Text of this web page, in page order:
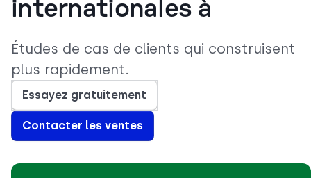
internationales à
Études de cas de clients qui construisent
plus rapidement.
Essayez gratuitement
Contacter les ventes